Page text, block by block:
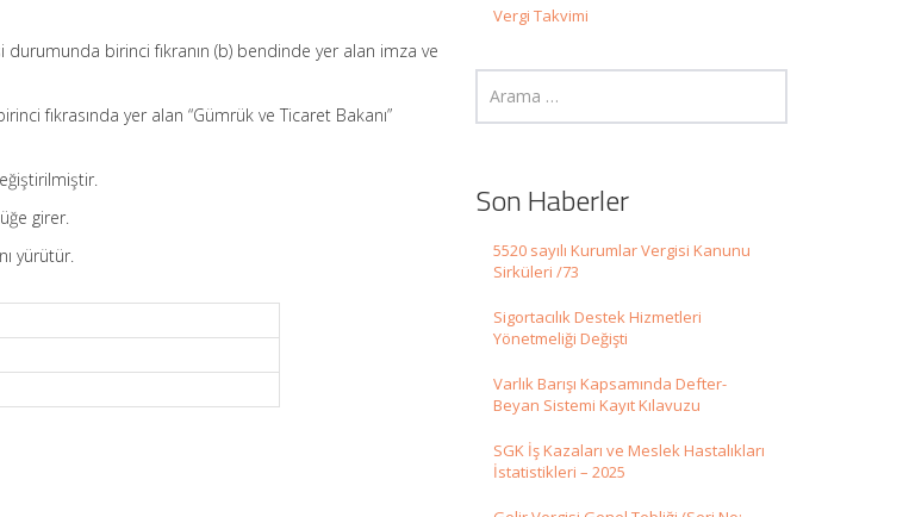
durumunda birinci fıkranın (b) bendinde yer alan imza ve
fıkrasında yer alan “Gümrük ve Ticaret Bakanı”
girer.
yürütür.
Vergi Takvimi
Son Haberler
5520 sayılı Kurumlar Vergisi Kanunu
Sirküleri /73
Sigortacılık Destek Hizmetleri
Yönetmeliği Değişti
Varlık Barışı Kapsamında Defter-
Beyan Sistemi Kayıt Kılavuzu
SGK İş Kazaları ve Meslek Hastalıkları
İstatistikleri – 2025